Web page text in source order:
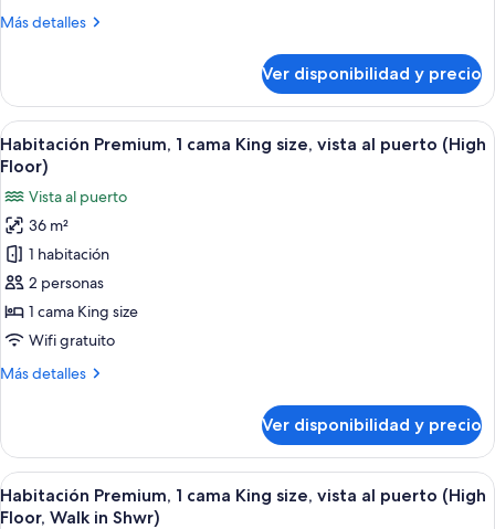
size,
puerto
(Walk-
In
Shower)
Más detalles
Más
Premium,
cama
King
vista
al
puerto
(Walk-
In
Ver disponibilidad y precio
Ver
todas
fotos
de
Habitación
Premium,
1
cama
size,
puerto
(High
Floor)
Habitación de hotel con una cama
3
Habitación Premium, 1 cama King size, vista al puerto (High
Floor)
Vista al puerto
36 m²
1 habitación
2 personas
1 cama King size
Wifi gratuito
Más detalles
Más
Premium,
cama
King
Ver disponibilidad y precio
Ver
todas
Habitación de hotel con una cama
4
Habitación Premium, 1 cama King size, vista al puerto (High
Floor, Walk in Shwr)